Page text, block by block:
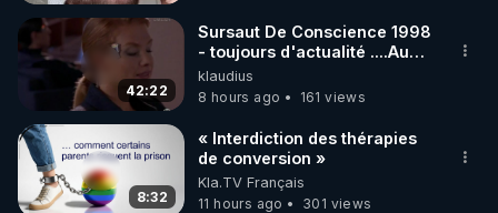
42:22
Sursaut De Conscience 1998
- toujours d'actualité ....Au
Dela Du Réel
klaudius
8 hours ago
161 views
8:32
« Interdiction des thérapies
de conversion »
Kla.TV Français
11 hours ago
301 views